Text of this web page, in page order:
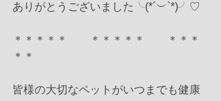
ありがとうございました╰(*´︶`*)╯♡
＊＊＊＊＊　　＊＊＊＊＊　　＊＊＊
＊＊
皆様の大切なペットがいつまでも健康